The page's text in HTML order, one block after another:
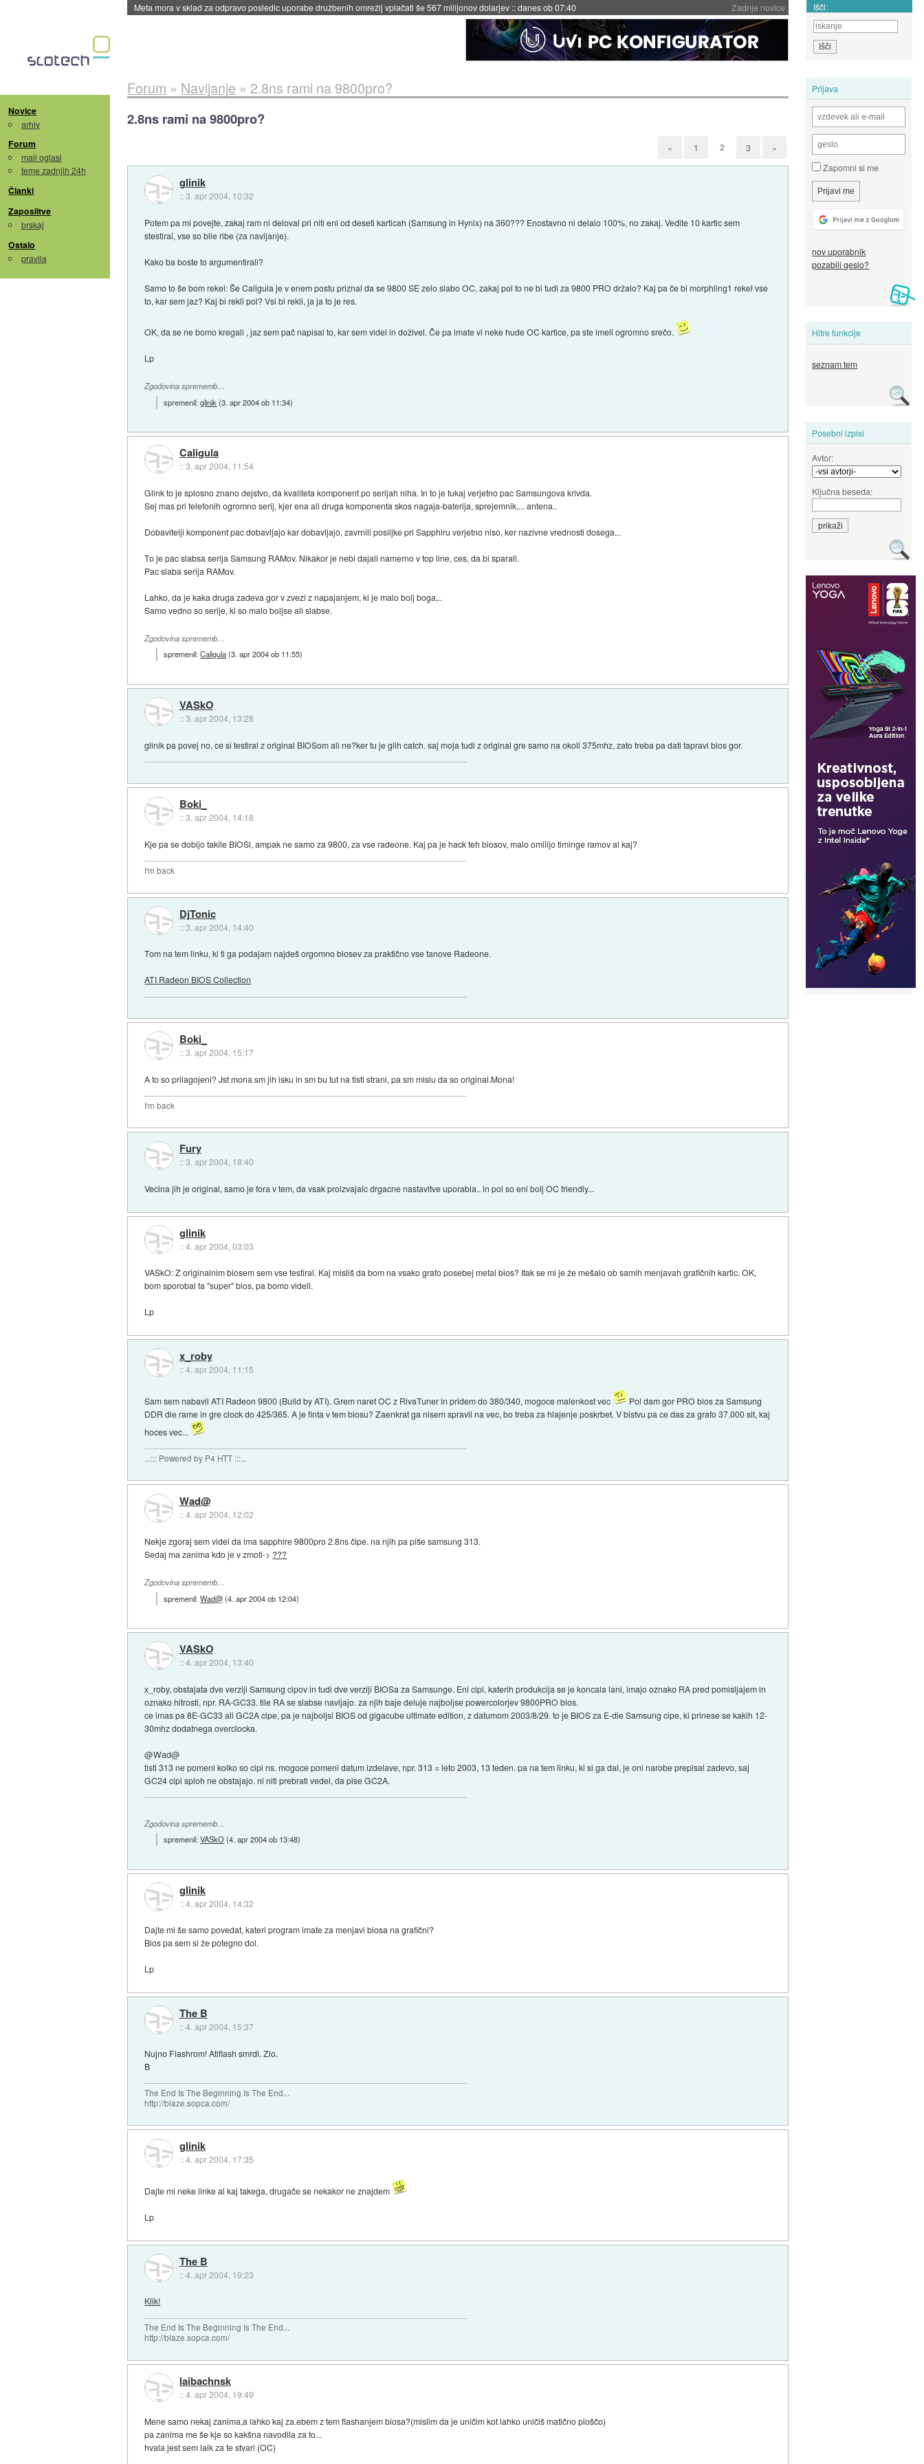
Zadnje novice
ByteDance trenira največji model umetne inteligence doslej::včeraj ob 21:37 Išči:
Novice
arhiv
Forum
mali oglasi
teme zadnjih 24h
Članki
Zaposlitve
brskaj
Ostalo
pravila
Prijava
Zapomni si me
nov uporabnik
pozabili geslo?
Hitre funkcije
seznam tem
Posebni izpisi
Avtor:
Ključna beseda:
Forum » Navijanje » 2.8ns rami na 9800pro?
2.8ns rami na 9800pro?
« 1 2 3 »
glinik
::3. apr 2004, 10:32
Potem pa mi povejte, zakaj ram ni deloval pri niti eni od deseti karticah (Samsung in Hynix) na 360??? Enostavno ni delalo 100%, no zakaj. Vedite 10 kartic sem
stestiral, vse so bile ribe (za navijanje).
Kako ba boste to argumentirali?
Samo to še bom rekel: Še Caligula je v enem postu priznal da se 9800 SE zelo slabo OC, zakaj pol to ne bi tudi za 9800 PRO držalo? Kaj pa če bi morphling1 rekel vse
to, kar sem jaz? Kaj bi rekli pol? Vsi bi rekli, ja ja to je res.
OK, da se ne bomo kregali , jaz sem pač napisal to, kar sem videl in doživel. Če pa imate vi neke hude OC kartice, pa ste imeli ogromno srečo.
Lp
Zgodovina sprememb…
spremenil:glinik (3. apr 2004 ob 11:34)
Caligula
::3. apr 2004, 11:54
Glink to je splosno znano dejstvo, da kvaliteta komponent po serijah niha. In to je tukaj verjetno pac Samsungova krivda.
Sej mas pri telefonih ogromno serij, kjer ena ali druga komponenta skos nagaja-baterija, sprejemnik,... antena..
Dobavitelji komponent pac dobavljajo kar dobavljajo, zavrnili posiljke pri Sapphiru verjetno niso, ker nazivne vrednosti dosega...
To je pac slabsa serija Samsung RAMov. Nikakor je nebi dajali namerno v top line, ces, da bi sparali.
Pac slaba serija RAMov.
Lahko, da je kaka druga zadeva gor v zvezi z napajanjem, ki je malo bolj boga,..
Samo vedno so serije, ki so malo boljse ali slabse.
Zgodovina sprememb…
spremenil:Caligula(3. apr 2004 ob 11:55)
VASkO
::3. apr 2004, 13:28
glinik pa povej no, ce si testiral z original BIOSom ali ne?ker tu je glih catch. saj moja tudi z original gre samo na okoli 375mhz, zato treba pa dati tapravi bios gor.
Boki_
::3. apr 2004, 14:18
Kje pa se dobijo takile BIOSi, ampak ne samo za 9800, za vse radeone. Kaj pa je hack teh biosov, malo omilijo timinge ramov al kaj?
I'm back
DjTonic
::3. apr 2004, 14:40
Tom na tem linku, ki ti ga podajam najdeš orgomno biosev za praktično vse tanove Radeone.
ATI Radeon BIOS Collection
Boki_
::3. apr 2004, 15:17
A to so prilagojeni? Jst mona sm jih isku in sm bu tut na tisti strani, pa sm mislu da so original.Mona!
I'm back
Fury
::3. apr 2004, 18:40
Vecina jih je original, samo je fora v tem, da vsak proizvajalc drgacne nastavitve uporabla.. in pol so eni bolj OC friendly...
glinik
::4. apr 2004, 03:03
VASkO: Z originalnim biosem sem vse testiral. Kaj misliš da bom na vsako grafo posebej metal bios? Itak se mi je že mešalo ob samih menjavah grafičnih kartic. OK,
bom sporobal ta "super" bios, pa bomo videli.
Lp
x_roby
::4. apr 2004, 11:15
Sam sem nabavil ATI Radeon 9800 (Build by ATI). Grem naret OC z RivaTuner in pridem do 380/340, mogoce malenkost vec
Pol dam gor PRO bios za Samsung
DDR die rame in gre clock do 425/365. A je finta v tem biosu? Zaenkrat ga nisem spravil na vec, bo treba za hlajenje poskrbet. V bistvu pa ce das za grafo 37.000 sit, kaj
hoces vec...
...::: Powered by P4 HTT :::...
Wad@
::4. apr 2004, 12:02
Nekje zgoraj sem videl da ima sapphire 9800pro 2.8ns čipe. na njih pa piše samsung 313.
Sedaj ma zanima kdo je v zmoti-> ???
Zgodovina sprememb…
spremenil:Wad@(4. apr 2004 ob 12:04)
VASkO
::4. apr 2004, 13:40
x_roby, obstajata dve verziji Samsung cipov in tudi dve verziji BIOSa za Samsunge. Eni cipi, katerih produkcija se je koncala lani, imajo oznako RA pred pomisljajem in
oznako hitrosti, npr. RA-GC33. tile RA se slabse navijajo. za njih baje deluje najboljse powercolorjev 9800PRO bios.
ce imas pa 8E-GC33 ali GC2A cipe, pa je najboljsi BIOS od gigacube ultimate edition, z datumom 2003/8/29. to je BIOS za E-die Samsung cipe, ki prinese se kakih 12-
30mhz dodatnega overclocka.
@Wad@
tisti 313 ne pomeni kolko so cipi ns. mogoce pomeni datum izdelave, npr. 313 = leto 2003, 13 teden. pa na tem linku, ki si ga dal, je oni narobe prepisal zadevo, saj
GC24 cipi sploh ne obstajajo. ni niti prebrati vedel, da pise GC2A.
Zgodovina sprememb…
spremenil:VASkO(4. apr 2004 ob 13:48)
glinik
::4. apr 2004, 14:32
Dajte mi še samo povedat, kateri program imate za menjavi biosa na grafični?
Bios pa sem si že potegno dol.
Lp
The B
::4. apr 2004, 15:37
Nujno Flashrom! Atiflash smrdi. Zlo.
B
The End Is The Beginning Is The End...
http://blaze.sopca.com/
glinik
::4. apr 2004, 17:35
Dajte mi neke linke al kaj takega, drugače se nekakor ne znajdem
Lp
The B
::4. apr 2004, 19:23
Klik!
The End Is The Beginning Is The End...
http://blaze.sopca.com/
laibachnsk
::4. apr 2004, 19:49
Mene samo nekaj zanima,a lahko kaj za.ebem z tem flashanjem biosa?(mislim da je uničim kot lahko uničiš matično ploščo)
pa zanima me še kje so kakšna navodila za to...
hvala jest sem laik za te stvari (OC)